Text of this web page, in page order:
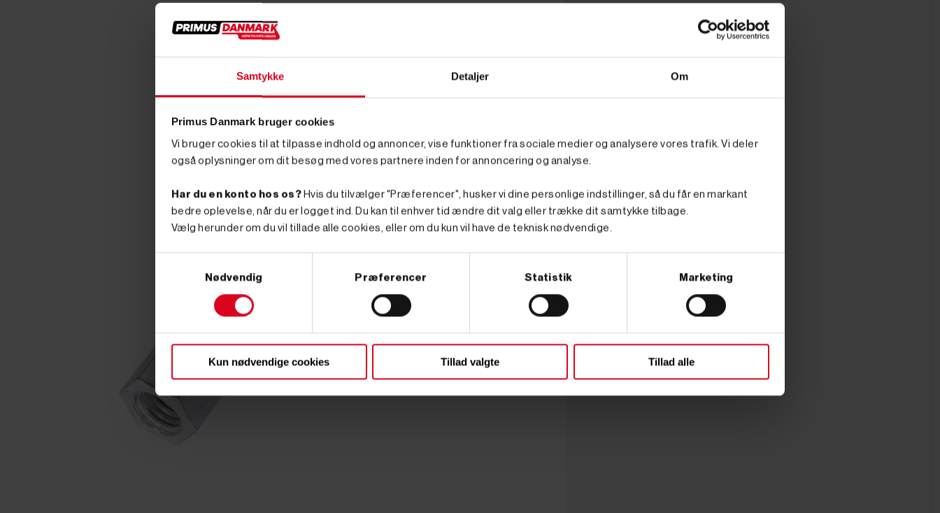
Samtykke Detaljer Om
Primus Danmark bruger cookies
Vi bruger cookies til at tilpasse indhold og annoncer, vise funktioner fra sociale medier og analysere vores trafik. Vi deler
også oplysninger om dit besøg med vores partnere inden for annoncering og analyse.
Har du en konto hos os? Hvis du tilvælger "Præferencer", husker vi dine personlige indstillinger, så du får en markant
bedre oplevelse, når du er logget ind. Du kan til enhver tid ændre dit valg eller trække dit samtykke tilbage.
Vælg herunder om du vil tillade alle cookies, eller om du kun vil have de teknisk nødvendige.
Nødvendig Præferencer Statistik Marketing
Kun nødvendige cookies Tillad valgte Tillad alle